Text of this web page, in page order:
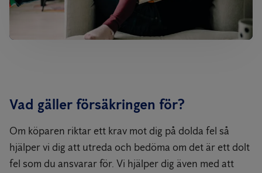
Vad gäller försäkringen för?
Om köparen riktar ett krav mot dig på dolda fel så
hjälper vi dig att utreda och bedöma om det är ett dolt
fel som du ansvarar för. Vi hjälper dig även med att